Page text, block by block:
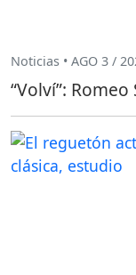
Noticias • AGO 3 /
“Volví”: